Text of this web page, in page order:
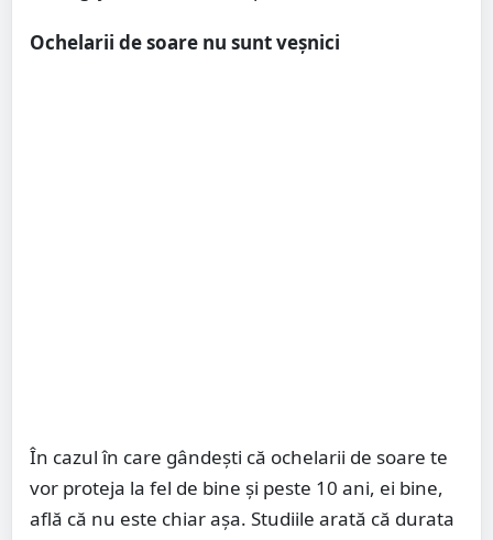
Ochelarii de soare nu sunt veșnici
În cazul în care gândești că ochelarii de soare te
vor proteja la fel de bine și peste 10 ani, ei bine,
află că nu este chiar așa. Studiile arată că durata